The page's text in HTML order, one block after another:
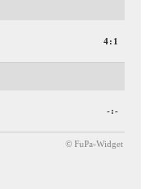
4:1
-:-
© FuPa-Widget